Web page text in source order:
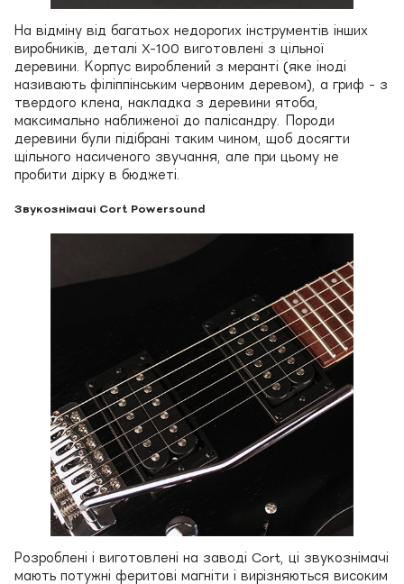
На відміну від багатьох недорогих інструментів інших
виробників, деталі X-100 виготовлені з цільної
деревини. Корпус вироблений з меранті (яке іноді
називають філіппінським червоним деревом), а гриф - з
твердого клена, накладка з деревини ятоба,
максимально наближеної до палісандру. Породи
деревини були підібрані таким чином, щоб досягти
щільного насиченого звучання, але при цьому не
пробити дірку в бюджеті.
Звукознімачі Cort Powersound
Розроблені і виготовлені на заводі Cort, ці звукознімачі
мають потужні феритові магніти і вирізняються високим